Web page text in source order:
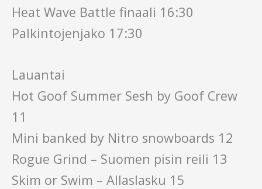
Heat Wave Battle finaali 16:30
Palkintojenjako 17:30
Lauantai
Hot Goof Summer Sesh by Goof Crew
11
Mini banked by Nitro snowboards 12
Rogue Grind – Suomen pisin reili 13
Skim or Swim – Allaslasku 15